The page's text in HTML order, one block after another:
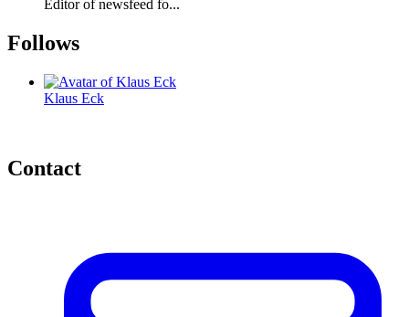
Editor of newsfeed fo...
Follows
Klaus Eck
Contact